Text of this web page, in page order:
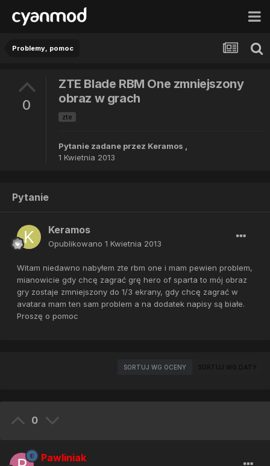
Problemy, pomoc
0
ZTE Blade RBM One zmniejszony
obraz w grach
zte
Pytanie zadane przez Keramos ,
1 Kwietnia 2013
Pytanie
Keramos
Opublikowano 1 Kwietnia 2013
Witam niedawno nabyłem zte rbm one i mam pewien problem,
mianowicie gdy chcę zagrać grę hero of sparta to mój obraz
gry zostaje zmniejszony do 1/3 ekrany, gdy chcę zagrać w
avatara mam ten sam problem a na dodatek napisy są białe.
Proszę o pomoc
SORTUJ WG OCENY SORTUJ WG DATY
0
Pawliniak